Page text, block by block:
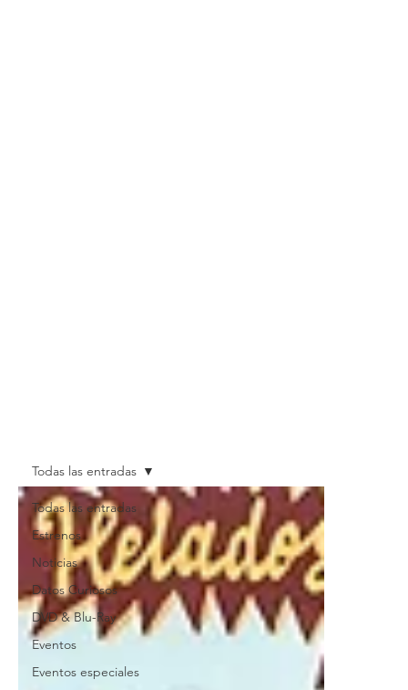
Todas las entradas
Estrenos
Noticias
Datos Curiosos
DVD & Blu-Ray
Eventos
Eventos especiales
Todas las entradas